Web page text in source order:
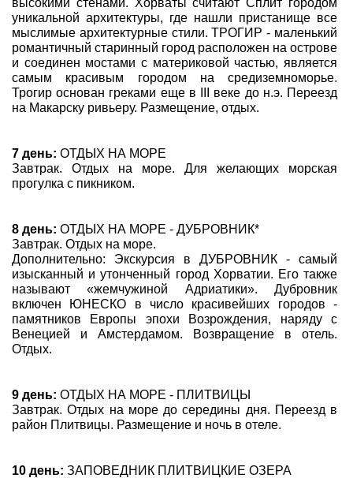
высокими стенами. Хорваты считают Сплит городом
уникальной архитектуры, где нашли пристанище все
мыслимые архитектурные стили. ТРОГИР - маленький
романтичный старинный город расположен на острове
и соединен мостами с материковой частью, является
самым красивым городом на средиземноморье.
Трогир основан греками еще в III веке до н.э. Переезд
на Макарску ривьеру. Размещение, отдых.
7 день: ОТДЫХ НА МОРЕ
Завтрак. Отдых на море. Для желающих морская
прогулка с пикником.
8 день: ОТДЫХ НА МОРЕ - ДУБРОВНИК*
Завтрак. Отдых на море.
Дополнительно: Экскурсия в ДУБРОВНИК - самый
изысканный и утонченный город Хорватии. Его также
называют «жемчужиной Адриатики». Дубровник
включен ЮНЕСКО в число красивейших городов -
памятников Европы эпохи Возрождения, наряду с
Венецией и Амстердамом. Возвращение в отель.
Отдых.
9 день: ОТДЫХ НА МОРЕ - ПЛИТВИЦЫ
Завтрак. Отдых на море до середины дня. Переезд в
район Плитвицы. Размещение и ночь в отеле.
10 день: ЗАПОВЕДНИК ПЛИТВИЦКИЕ ОЗЕРА